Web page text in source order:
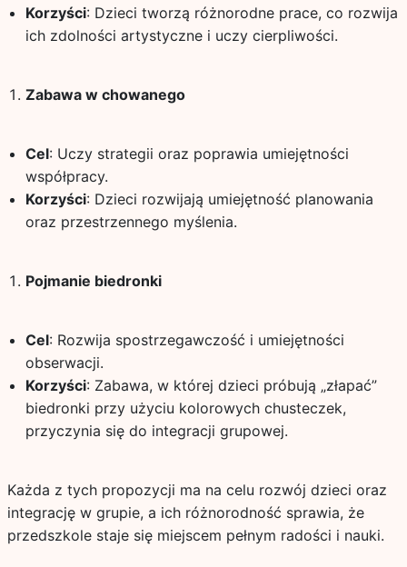
Korzyści: Dzieci tworzą różnorodne prace, co rozwija
ich zdolności artystyczne i uczy cierpliwości.
Zabawa w chowanego
Cel: Uczy strategii oraz poprawia umiejętności
współpracy.
Korzyści: Dzieci rozwijają umiejętność planowania
oraz przestrzennego myślenia.
Pojmanie biedronki
Cel: Rozwija spostrzegawczość i umiejętności
obserwacji.
Korzyści: Zabawa, w której dzieci próbują „złapać”
biedronki przy użyciu kolorowych chusteczek,
przyczynia się do integracji grupowej.
Każda z tych propozycji ma na celu rozwój dzieci oraz
integrację w grupie, a ich różnorodność sprawia, że
przedszkole staje się miejscem pełnym radości i nauki.